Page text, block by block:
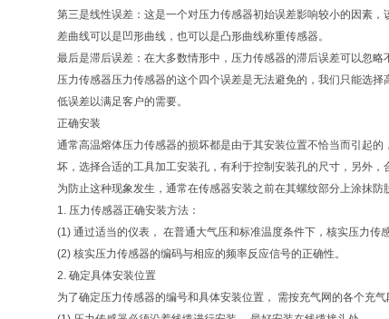
第三是线性误差：这是一个对压力传感器初始误差影响较小的因素
差曲线可以是凹形曲线，也可以是凸形曲线称重传感器。
最后是滞后误差：在大多数情形中，压力传感器的滞后误差可以忽
压力传感器压力传感器的这个四个误差是无法避免的，我们只能选
低误差以满足客户的需要。
正确安装
通常高温熔体压力传感器的损坏都是由于其安装位置不恰当而引起
坏，选择合适的工具加工安装孔，有利于控制安装孔的尺寸，另外
为防止这种现象发生，通常在传感器安装之前在其螺纹部分上涂抹防
1. 压力传感器正确安装方法：
(1) 通过适当的仪表， 在普通大气压和标准温度条件下，核实压力传
(2) 核实压力传感器的编码与相应的频率反应信号的正确性。
2. 确定具体安装位置
为了确定压力传感器的编号和具体安装位置， 需按充气网的各个充气